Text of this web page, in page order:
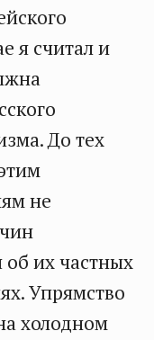
я считал и
До тех
не
об их частных
Упрямство
холодном